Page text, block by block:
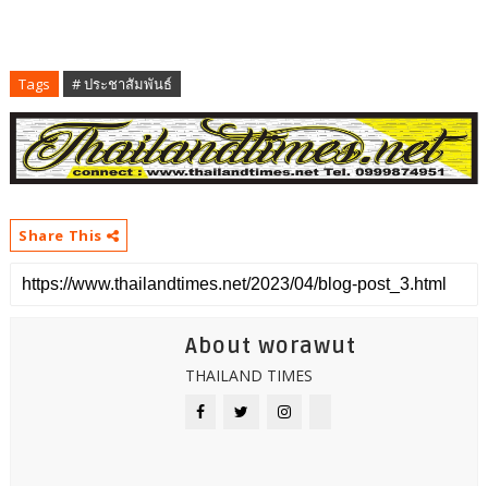
Tags # ประชาสัมพันธ์
Share This
About worawut
THAILAND TIMES